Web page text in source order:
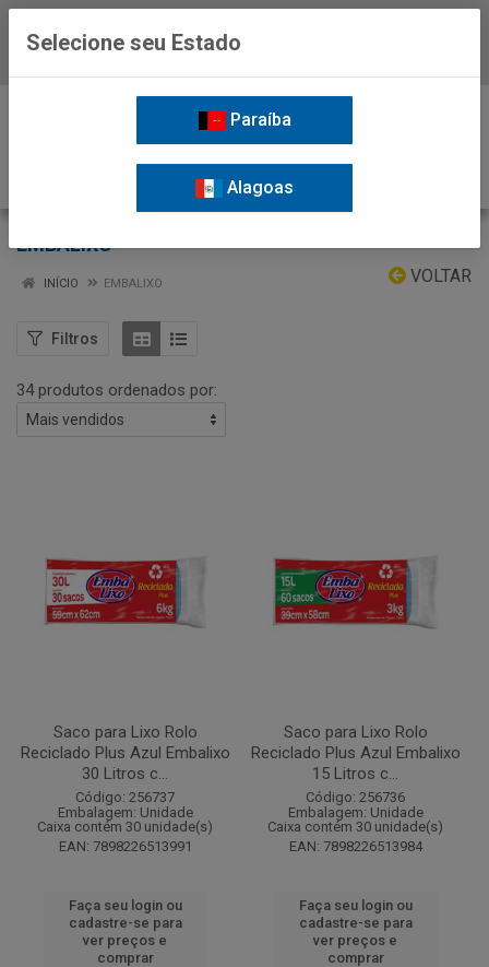
EMBALIXO
VOLTAR
INÍCIO EMBALIXO
Filtros
34 produtos ordenados por:
Saco para Lixo Rolo
Reciclado Plus Azul Embalixo
30 Litros c...
Código: 256737
Embalagem: Unidade
Caixa contém 30 unidade(s)
EAN: 7898226513991
Faça seu login ou
cadastre-se para
ver preços e
comprar
Saco para Lixo Rolo
Reciclado Plus Azul Embalixo
15 Litros c...
Código: 256736
Embalagem: Unidade
Caixa contém 30 unidade(s)
EAN: 7898226513984
Faça seu login ou
cadastre-se para
ver preços e
comprar
Selecione seu Estado
Paraíba
Alagoas